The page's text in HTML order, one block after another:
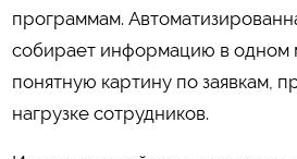
программам.
собирает информацию в одном
понятную картину по заявкам,
нагрузке сотрудников.